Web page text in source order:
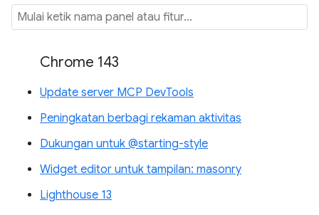
Chrome 143
Update server MCP DevTools
Peningkatan berbagi rekaman aktivitas
Dukungan untuk @starting-style
Widget editor untuk tampilan: masonry
Lighthouse 13